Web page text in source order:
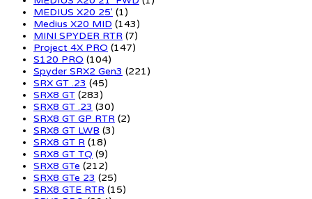
MEDIUS X20 25' (1)
Medius X20 MID (143)
MINI SPYDER RTR (7)
Project 4X PRO (147)
S120 PRO (104)
Spyder SRX2 Gen3 (221)
SRX GT .23 (45)
SRX8 GT (283)
SRX8 GT .23 (30)
SRX8 GT GP RTR (2)
SRX8 GT LWB (3)
SRX8 GT R (18)
SRX8 GT TQ (9)
SRX8 GTe (212)
SRX8 GTe 23 (25)
SRX8 GTE RTR (15)